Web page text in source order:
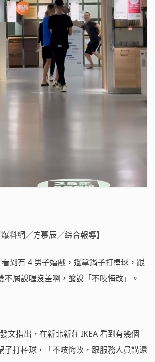
料網／方慕辰／綜合報導】
看到有 4 男子嬉戲，還拿鍋子打棒球，跟
不屑說喔沒差啊，酸說「不吱悔改」。
文指出，在新北新莊 IKEA 看到有幾個
子打棒球，「不吱悔改，跟服務人員講還